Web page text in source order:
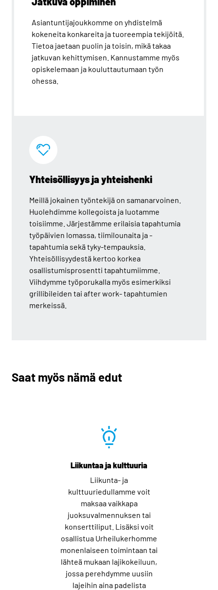
Asiantuntijajoukkomme on yhdistelmä
kokeneita konkareita ja tuoreempia tekijöitä.
Tietoa jaetaan puolin ja toisin, mikä takaa
jatkuvan kehittymisen. Kannustamme myös
opiskelemaan ja kouluttautumaan työn
ohessa.
Yhteisöllisyys ja yhteishenki
Meillä jokainen työntekijä on samanarvoinen.
Huolehdimme kollegoista ja luotamme
toisiimme. Järjestämme erilaisia tapahtumia
työpäivien lomassa, tiimilounaita ja -
tapahtumia sekä tyky-tempauksia.
Yhteisöllisyydestä kertoo korkea
osallistumisprosentti tapahtumiimme.
Viihdymme työporukalla myös esimerkiksi
grillibileiden tai after work- tapahtumien
merkeissä.
Saat myös nämä edut
Liikuntaa ja kulttuuria
Liikunta- ja
kulttuuriedullamme voit
maksaa vaikkapa
juoksuvalmennuksen tai
konserttiliput. Lisäksi voit
osallistua Urheilukerhomme
monenlaiseen toimintaan tai
lähteä mukaan lajikokeiluun,
jossa perehdymme uusiin
lajeihin aina padelista